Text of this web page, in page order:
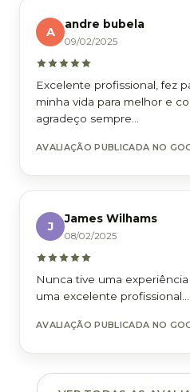
A
andre bubela
09/02/2025
Excelente profissional, fez
minha vida para melhor e
agradeço sempre...
AVALIAÇÃO PUBLICADA NO
J
James Wilhams
08/02/2025
Nunca tive uma
uma excelente profissional...
AVALIAÇÃO PUBLICADA NO